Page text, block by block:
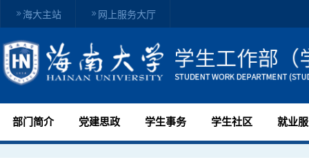
海大主站 网上服务大厅
部门简介 党建思政 学生事务 学生社区 就业